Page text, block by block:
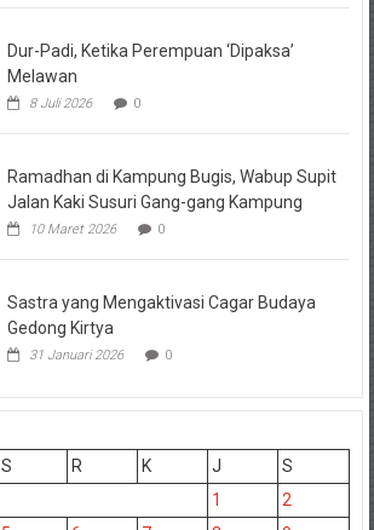
Dur-Padi, Ketika Perempuan ‘Dipaksa’
Melawan
8 Juli 2026 0
Ramadhan di Kampung Bugis, Wabup Supit
Jalan Kaki Susuri Gang-gang Kampung
10 Maret 2026 0
Sastra yang Mengaktivasi Cagar Budaya
Gedong Kirtya
31 Januari 2026 0
S R K J
S
1
2